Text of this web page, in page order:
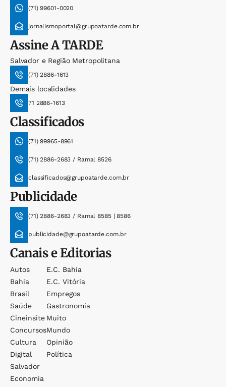
(71) 99601-0020
jornalismoportal@grupoatarde.com.br
AssineA TARDE
Salvador e Região Metropolitana
(71) 2886-1613
Demais localidades
71 2886-1613
Classificados
(71) 99965-8961
(71) 2886-2683 / Ramal 8526
classificados@grupoatarde.com.br
Publicidade
(71) 2886-2683 / Ramal 8585 | 8586
publicidade@grupoatarde.com.br
Canais e Editorias
Autos
Bahia
Brasil
Saúde
Cineinsite
Concursos
Cultura
Digital
Salvador
Economia
E.c. Bahia
E.c. Vitória
Empregos
Gastronomia
Muito
Mundo
Opinião
Política